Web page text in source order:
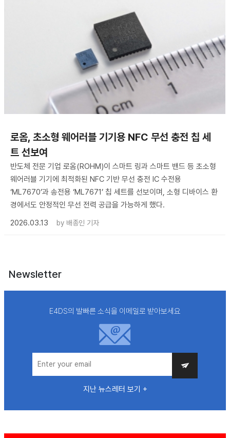
로옴, 초소형 웨어러블 기기용 NFC 무선 충전 칩 세
트 선보여
반도체 전문 기업 로옴(ROHM)이 스마트 링과 스마트 밴드 등 초소형
웨어러블 기기에 최적화된 NFC 기반 무선 충전 IC 수전용
‘ML7670’과 송전용 ‘ML7671’ 칩 세트를 선보이며, 소형 디바이스 환
경에서도 안정적인 무선 전력 공급을 가능하게 했다.
2026.03.13
by 배종인 기자
Newsletter
E4DS의 발빠른 소식을 이메일로 받아보세요
지난 뉴스레터 보기 +